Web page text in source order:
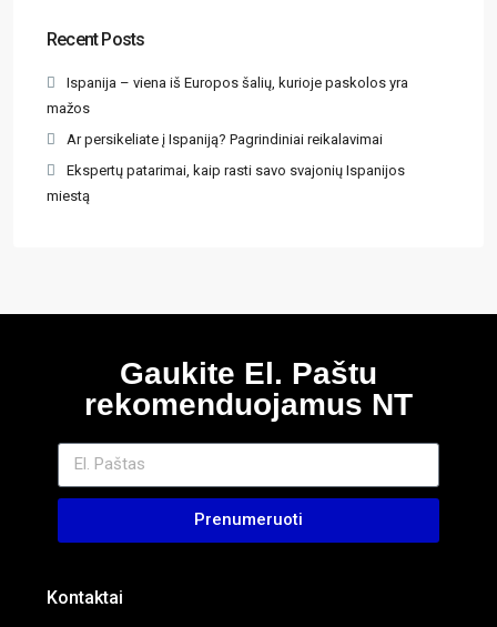
Recent Posts
Ispanija – viena iš Europos šalių, kurioje paskolos yra
mažos
Ar persikeliate į Ispaniją? Pagrindiniai reikalavimai
Ekspertų patarimai, kaip rasti savo svajonių Ispanijos
miestą
Gaukite El. Paštu
rekomenduojamus NT
Prenumeruoti
Kontaktai